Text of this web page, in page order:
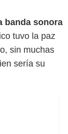
banda sonora
tuvo la paz
sin muchas
sería su